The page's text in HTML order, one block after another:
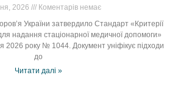
2026
Коментарів немає
України затвердило Стандарт «Критерії
для надання стаціонарної медичної допомоги»
року № 1044. Документ уніфікує підходи
до
Читати далі »